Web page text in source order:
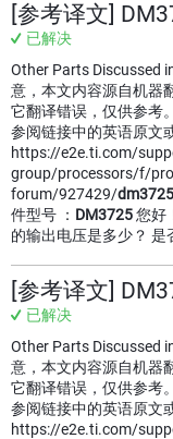
[参考译文]
已解决
Other Parts Discussed
意，本文内容源自机器
它翻译错误，仅供参考
参阅链接中的英语原文
https://e2e.ti.com/
group/processors/f/
forum/927429/dm3725
件型号 ： DM3725您好
的输出电压是多少？
[参考译文]
已解决
Other Parts Discussed
意，本文内容源自机器
它翻译错误，仅供参考
参阅链接中的英语原文
https://e2e.ti.com/